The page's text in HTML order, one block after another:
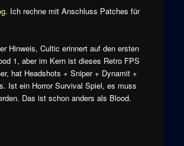
. Ich rechne mit Anschluss Patches für
Hinweis, Cultic erinnert auf den ersten
1, aber im Kern ist dieses Retro FPS
hat Headshots + Sniper + Dynamit +
Ist ein Horror Survival Spiel, es muss
Das ist schon anders als Blood.